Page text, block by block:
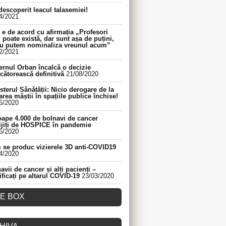
leacul talasemiei!
2021
e de acord cu afirmația „Profesori
poate există, dar sunt așa de puțini,
putem nominaliza vreunul acum”
2021
Orban încalcă o decizie
definitivă 21/08/2020
Sănătății: Nicio derogare de la
măștii în spațiile publice închise!
2020
4.000 de bolnavi de cancer
de HOSPICE în pandemie
2020
se produc vizierele 3D anti-COVID19
2020
de cancer și alți pacienți –
pe altarul COVID-19 23/03/2020
BOX